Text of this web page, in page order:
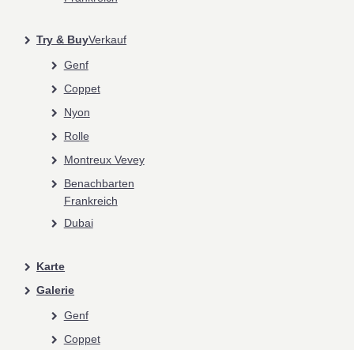
Try & BuyVerkauf
Genf
Coppet
Nyon
Rolle
Montreux Vevey
Benachbarten
Frankreich
Dubai
Karte
Galerie
Genf
Coppet